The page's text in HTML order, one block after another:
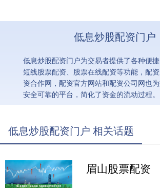
低息炒股配资门户
低息炒股配资门户为交易者提供了各种便
短线股票配资、股票在线配资等功能，配
资合作网，配资官方网站和配资公司网也
安全可靠的平台，简化了资金的流动过程。
低息炒股配资门户 相关话题